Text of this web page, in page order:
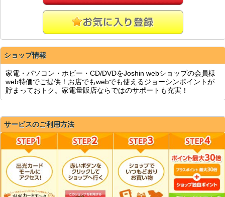
ショップ情報
家電・パソコン・ホビー・CD/DVDをJoshin webショップの会員様
web特価でご提供！お店でもwebでも使えるジョーシンポイントが
貯まっておトク。家電量販店ならではのサポートも充実！
サービスのご利用方法